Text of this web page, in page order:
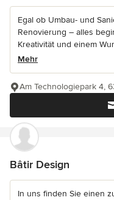
Egal ob Umbau- und
Renovierung – alles
Kreativität und einem
Mehr
Am Technologiepark 4,
Bâtir Design
In uns finden Sie einen